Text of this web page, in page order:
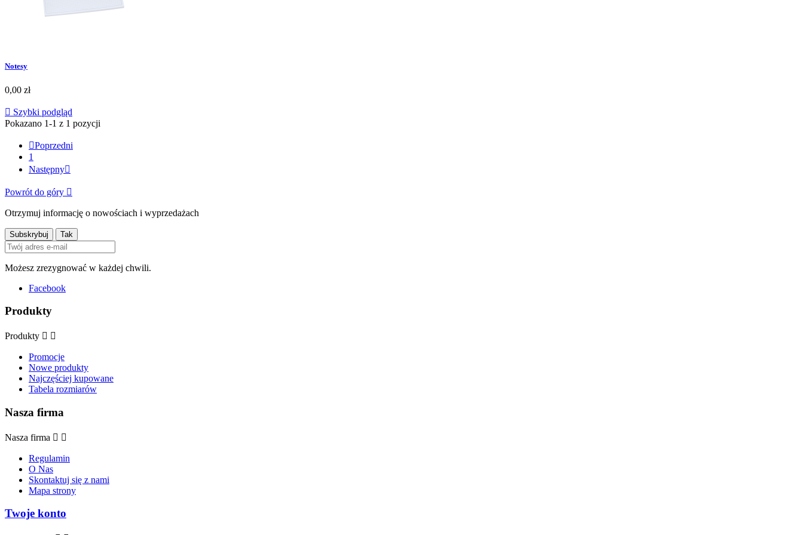
Notesy
0,00 zł
 Szybki podgląd
Pokazano 1-1 z 1 pozycji
Poprzedni
1
Następny
Powrót do góry 
Otrzymuj informację o nowościach i wyprzedażach
Możesz zrezygnować w każdej chwili.
Facebook
Produkty
Produkty  
Promocje
Nowe produkty
Najczęściej kupowane
Tabela rozmiarów
Nasza firma
Nasza firma  
Regulamin
O Nas
Skontaktuj się z nami
Mapa strony
Twoje konto